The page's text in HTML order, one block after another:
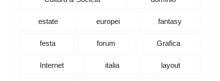
estate europei fantasy
festa forum Grafica
Internet italia layout